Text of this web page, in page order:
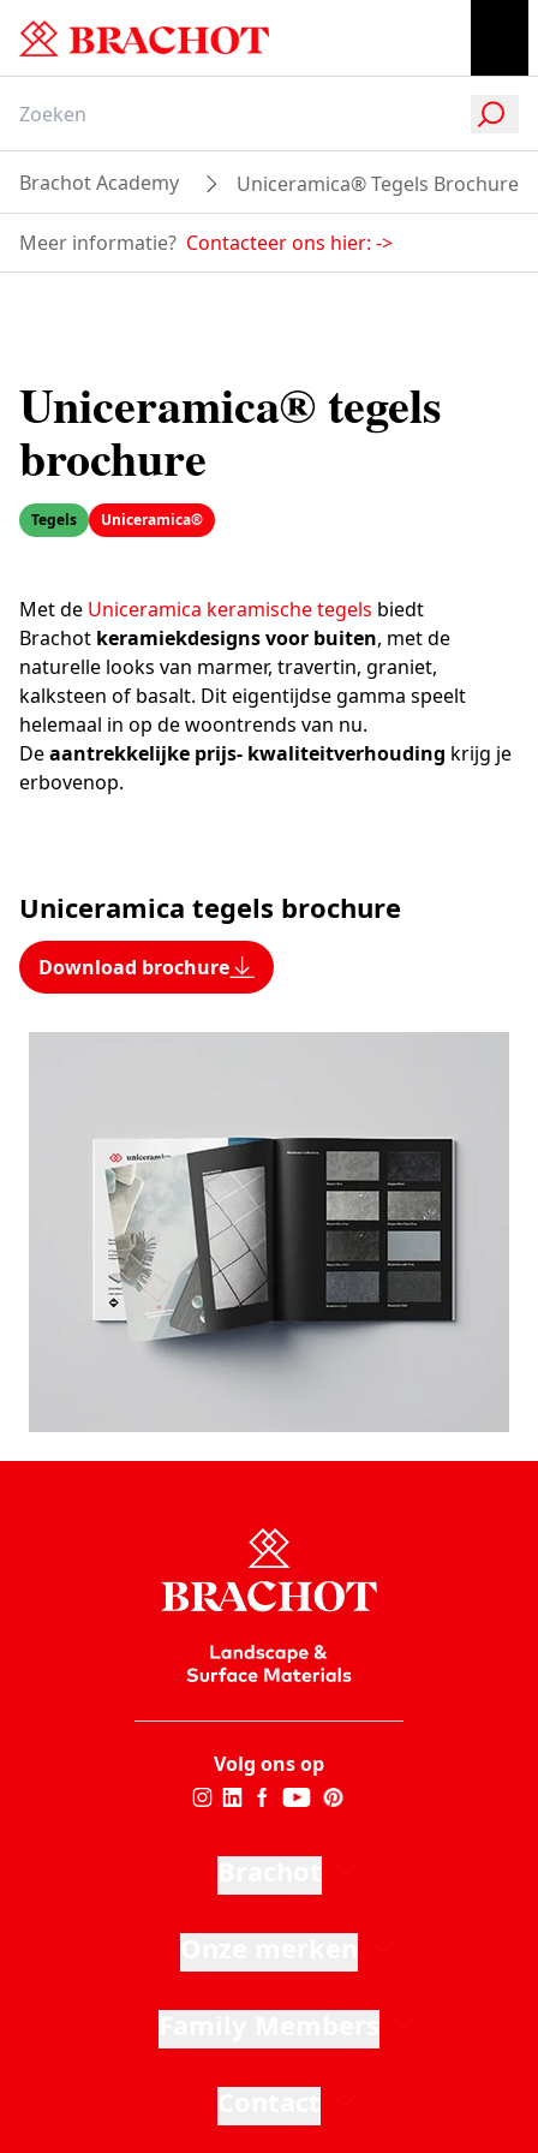
Brachot Academy Uniceramica® Tegels Brochure
Meer informatie? Contacteer ons hier: ->
Uniceramica® tegels
brochure
Tegels Uniceramica®
Met de Uniceramica keramische tegels biedt
Brachot keramiekdesigns voor buiten, met de
naturelle looks van marmer, travertin, graniet,
kalksteen of basalt. Dit eigentijdse gamma speelt
helemaal in op de woontrends van nu.
Deaantrekkelijke prijs- kwaliteitverhouding krijg je
erbovenop.
Uniceramica tegels brochure
Download brochure
Volg ons op